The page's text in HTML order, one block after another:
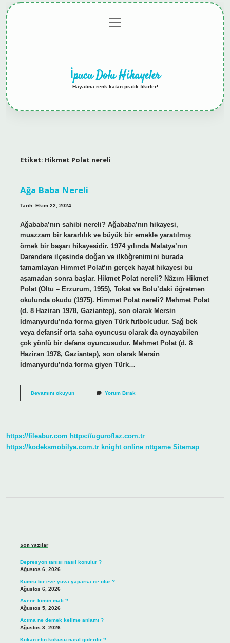
menüyü
aç
İpucu Dolu Hikayeler
Hayatına renk katan pratik fikirler!
Etiket: Hikmet Polat nereli
Ağa Baba Nereli
Tarih: Ekim 22, 2024
Ağababa’nın sahibi nereli? Ağababa’nın hikayesi,
muazzam bir kararlılık ve büyük bir emekle yaratılmış
örnek bir başarı hikayesidir. 1974 yılında Malatya’nın
Darendere ilçesinde doğan ve ilköğrenimini burada
tamamlayan Himmet Polat’ın gerçek hayat hikayesi bu
aşamadan sonra başlar. Hikmet Polat nereli? Nâzım Hikmet
Polat (Oltu – Erzurum, 1955), Tokat ve Bolu’daki öğretmen
okulunda okudu (1975). Himmet Polat nereli? Mehmet Polat
(d. 8 Haziran 1978, Gaziantep), son olarak Mersin
İdmanyurdu’nda forma giyen Türk futbolcudur. Sağ bek
veya defansif orta saha oyuncusu olarak da oynayabilen
çok yönlü bir defans oyuncusudur. Mehmet Polat (d. 8
Haziran 1978, Gaziantep), son olarak Mersin
İdmanyurdu’nda forma giyen Türk…
Devamını okuyunAğa
Yorum Bırak
https://fileabur.com https://uguroflaz.com.tr
https://kodeksmobilya.com.tr knight online nttgame Sitemap
Son Yazılar
Depresyon tanısı nasıl konulur ?
Ağustos 6, 2026
Kumru bir eve yuva yaparsa ne olur ?
Ağustos 6, 2026
Avene kimin malı ?
Ağustos 5, 2026
Acıma ne demek kelime anlamı ?
Ağustos 3, 2026
Kokan etin kokusu nasıl giderilir ?